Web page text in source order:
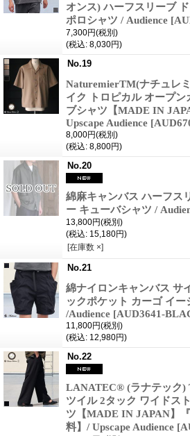
オンス) ハーフスリーブ
ポロシャツ / Audience
7,300円(税別)
(税込: 8,030円)
No.19
NaturemierTM(ナチュレ
イク トロピカル オープ
ブシャツ【MADE IN
Upscape Audience
8,000円(税別)
(税込: 8,800円)
No.20
綿麻キャンバス ハーフス
ー キューバシャツ /
13,800円(税別)
(税込: 15,180円)
[在庫数 ×]
No.21
綿ナイロンキャンバス サ
ックポケット カーゴ イー
/Audience [AUD3641-
11,800円(税別)
(税込: 12,980円)
No.22
LANATEC® (ラナテック)
ツイル 2タック ワイドス
ツ【MADE IN JAPAN】
料】/ Upscape Audience